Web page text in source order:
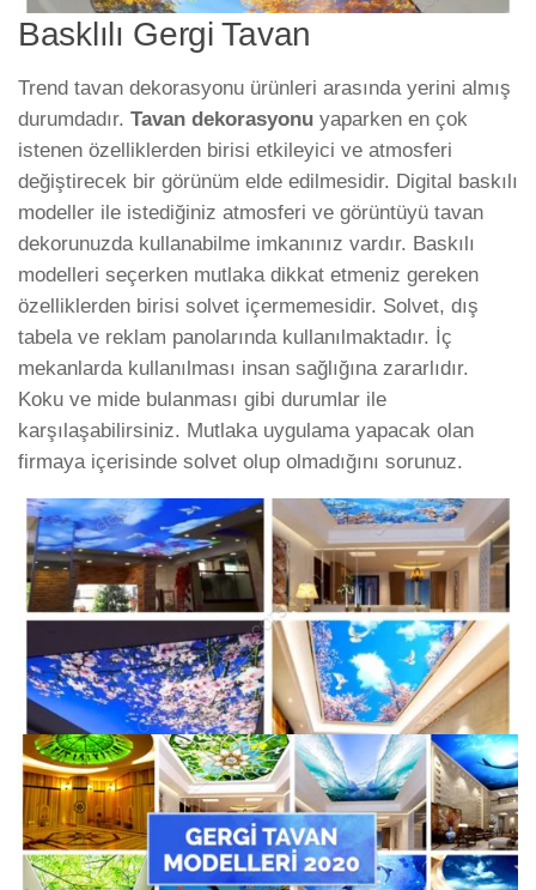
Basklılı Gergi Tavan
Trend tavan dekorasyonu ürünleri arasında yerini almış
durumdadır. Tavan dekorasyonu yaparken en çok
istenen özelliklerden birisi etkileyici ve atmosferi
değiştirecek bir görünüm elde edilmesidir. Digital baskılı
modeller ile istediğiniz atmosferi ve görüntüyü tavan
dekorunuzda kullanabilme imkanınız vardır. Baskılı
modelleri seçerken mutlaka dikkat etmeniz gereken
özelliklerden birisi solvet içermemesidir. Solvet, dış
tabela ve reklam panolarında kullanılmaktadır. İç
mekanlarda kullanılması insan sağlığına zararlıdır.
Koku ve mide bulanması gibi durumlar ile
karşılaşabilirsiniz. Mutlaka uygulama yapacak olan
firmaya içerisinde solvet olup olmadığını sorunuz.